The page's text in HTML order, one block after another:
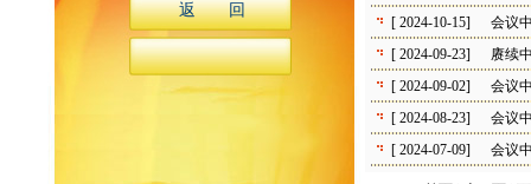
返 回
[ 2024-10-15]
会议
[ 2024-09-23]
赓续
[ 2024-09-02]
会议
[ 2024-08-23]
会议
[ 2024-07-09]
会议